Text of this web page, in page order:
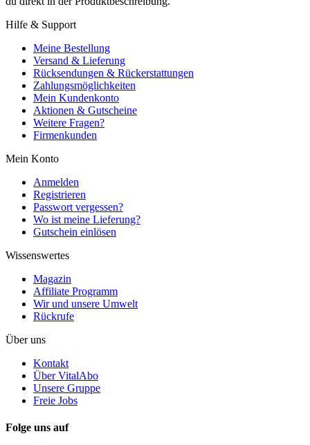
Hilfe & Support
Meine Bestellung
Versand & Lieferung
Rücksendungen & Rückerstattungen
Zahlungsmöglichkeiten
Mein Kundenkonto
Aktionen & Gutscheine
Weitere Fragen?
Firmenkunden
Mein Konto
Anmelden
Registrieren
Passwort vergessen?
Wo ist meine Lieferung?
Gutschein einlösen
Wissenswertes
Magazin
Affiliate Programm
Wir und unsere Umwelt
Rückrufe
Über uns
Kontakt
Über VitalAbo
Unsere Gruppe
Freie Jobs
Folge uns auf